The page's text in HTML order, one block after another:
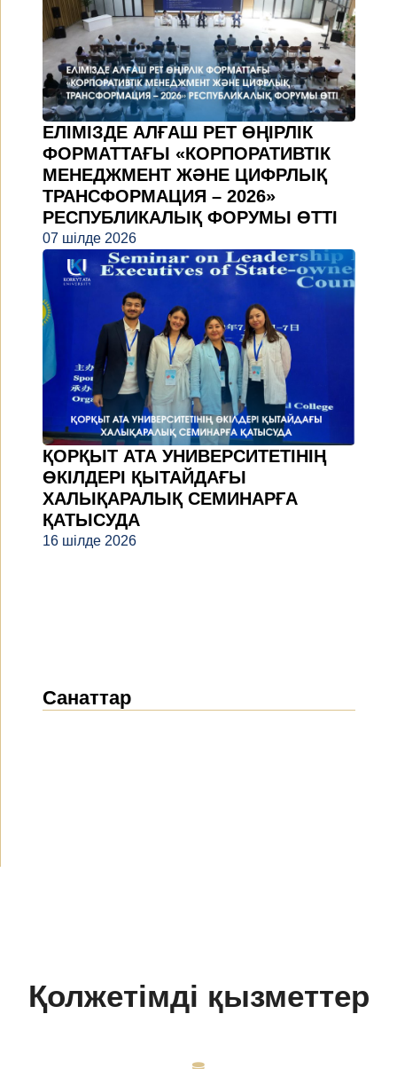
ЕЛІМІЗДЕ АЛҒАШ РЕТ ӨҢІРЛІК
ФОРМАТТАҒЫ «КОРПОРАТИВТІК
МЕНЕДЖМЕНТ ЖӘНЕ ЦИФРЛЫҚ
ТРАНСФОРМАЦИЯ – 2026»
РЕСПУБЛИКАЛЫҚ ФОРУМЫ ӨТТІ
07 шілде 2026
ҚОРҚЫТ АТА УНИВЕРСИТЕТІНІҢ
ӨКІЛДЕРІ ҚЫТАЙДАҒЫ
ХАЛЫҚАРАЛЫҚ СЕМИНАРҒА
ҚАТЫСУДА
16 шілде 2026
Санаттар
Қолжетімді қызметтер